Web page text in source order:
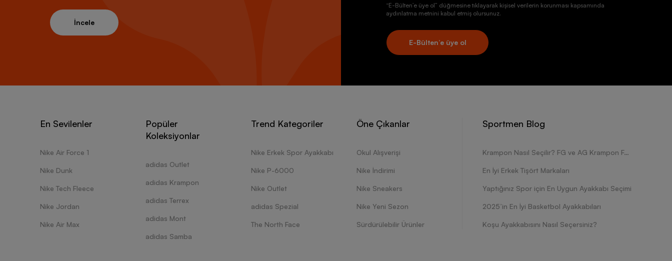
İncele
“E-Bülten’e üye ol” düğmesine tıklayarak kişisel verilerin korunması kapsamında
aydınlatma metnini kabul etmiş olursunuz.
E-Bülten’e üye ol
En Sevilenler
Nike Air Force 1
Nike Dunk
Nike Tech Fleece
Nike Jordan
Nike Air Max
Popüler
Koleksiyonlar
adidas Outlet
adidas Krampon
adidas Terrex
adidas Mont
adidas Samba
Trend Kategoriler
Nike Erkek Spor Ayakkabı
Nike P-6000
Nike Outlet
adidas Spezial
The North Face
Öne Çıkanlar
Okul Alışverişi
Nike İndirimi
Nike Sneakers
Nike Yeni Sezon
Sürdürülebilir Ürünler
Sportmen Blog
Krampon Nasıl Seçilir? FG ve AG Krampon Farkları Nelerdir?
En İyi Erkek Tişört Markaları
Yaptığınız Spor için En Uygun Ayakkabı Seçimi
2025’in En İyi Basketbol Ayakkabıları
Koşu Ayakkabısını Nasıl Seçersiniz?